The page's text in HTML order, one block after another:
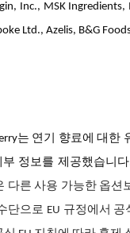
Inc., MSK
Ltd., Azelis, B&G
는 연기 향료에 대한
정보를 제공했습니다
다른 사용 가능한 옵션
단으로 EU 규정에서